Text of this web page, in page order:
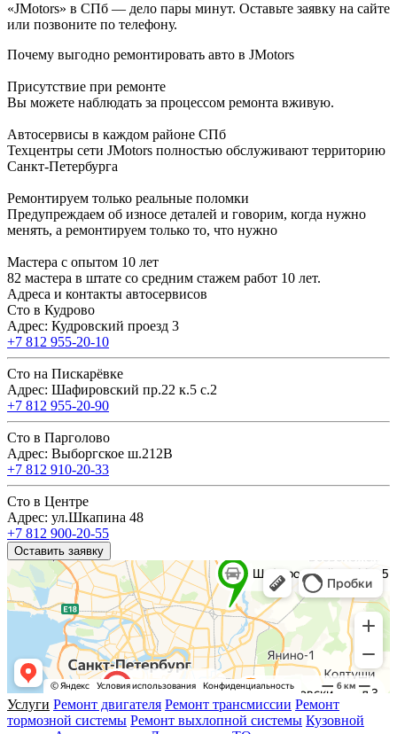
«JMotors» в СПб — дело пары минут. Оставьте заявку на сайте
или позвоните по телефону.
Почему выгодно ремонтировать авто в JMotors
Присутствие при ремонте
Вы можете наблюдать за процессом ремонта вживую.
Автосервисы в каждом районе СПб
Техцентры сети JMotors полностью обслуживают территорию
Санкт-Петербурга
Ремонтируем только реальные поломки
Предупреждаем об износе деталей и говорим, когда нужно
менять, а ремонтируем только то, что нужно
Мастера с опытом 10 лет
82 мастера в штате со средним стажем работ 10 лет.
Адреса и контакты автосервисов
Сто в Кудрово
Адрес: Кудровский проезд 3
+7 812 955-20-10
Сто на Пискарёвке
Адрес: Шафировский пр.22 к.5 с.2
+7 812 955-20-90
Сто в Парголово
Адрес: Выборгское ш.212В
+7 812 910-20-33
Сто в Центре
Адрес: ул.Шкапина 48
+7 812 900-20-55
Оставить заявку
Услуги Ремонт двигателя Ремонт трансмиссии Ремонт
тормозной системы Ремонт выхлопной системы Кузовной